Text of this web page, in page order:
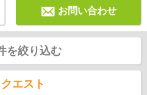
お問い合わせ
を絞り込む
エスト